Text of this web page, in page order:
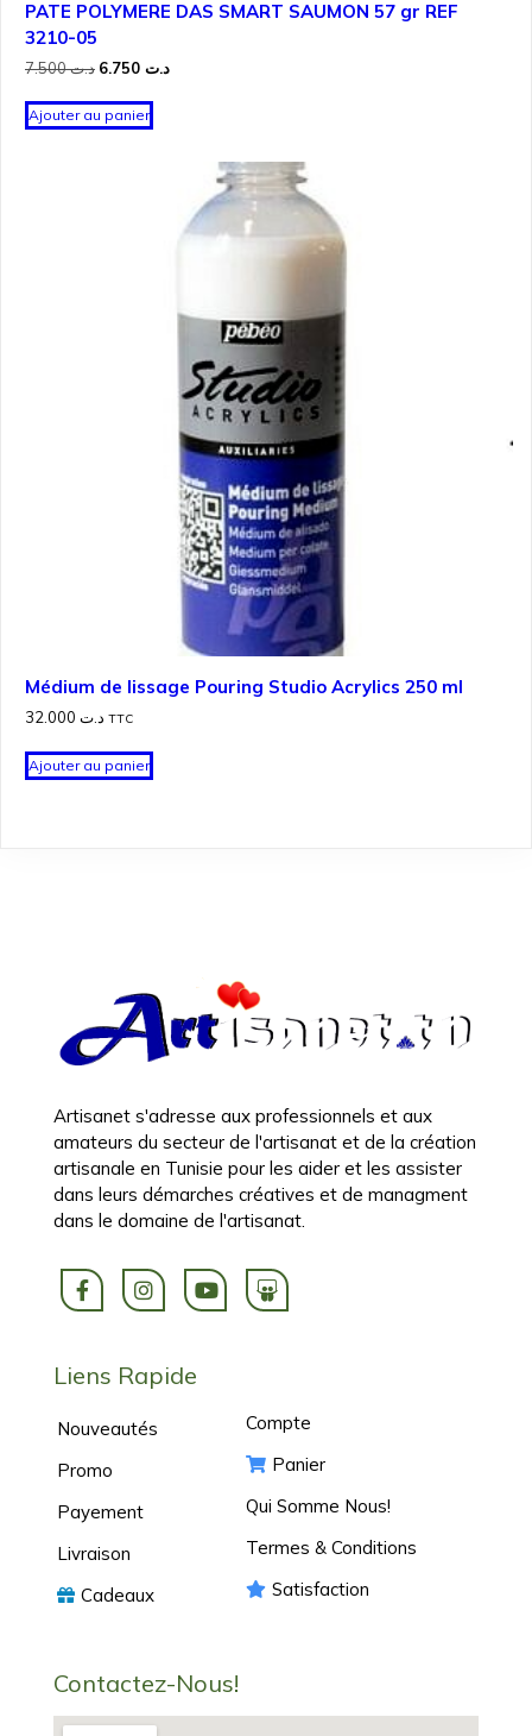
PATE POLYMERE DAS SMART SAUMON 57 gr REF
3210-05
د.ت7.500
Le
initial
était :
د.تLe
Ajouter au panier
Médium de lissage Pouring Studio Acrylics 250 ml
د.ت TTC
Ajouter au panier
Artisanet s'adresse aux professionnels et aux
amateurs du secteur de l'artisanat et de la création
artisanale en Tunisie pour les aider et les assister
dans leurs démarches créatives et de managment
dans le domaine de l'artisanat.
Liens Rapide
Nouveautés
Promo
Payement
Livraison
Cadeaux
Compte
Panier
Qui Somme Nous!
Termes & Conditions
Satisfaction
Contactez-Nous!